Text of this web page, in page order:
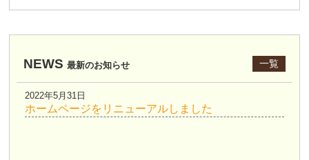
NEWS 最新のお知らせ 一覧
2022年5月31日
ホームページをリニューアルしました